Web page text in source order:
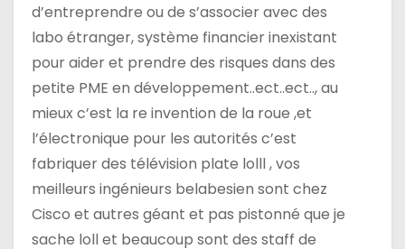
c
e
d’entreprendre ou de s’associer avec des
labo étranger, système financier inexistant
pour aider et prendre des risques dans des
petite PME en développement..ect..ect.., au
mieux c’est la re invention de la roue ,et
l’électronique pour les autorités c’est
fabriquer des télévision plate lolll , vos
meilleurs ingénieurs belabesien sont chez
Cisco et autres géant et pas pistonné que je
sache loll et beaucoup sont des staff de